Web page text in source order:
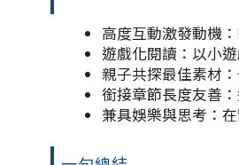
高度互動激發動機
遊戲化閱讀：以小
親子共探最佳素材
銜接章節長度友善
兼具娛樂與思考：